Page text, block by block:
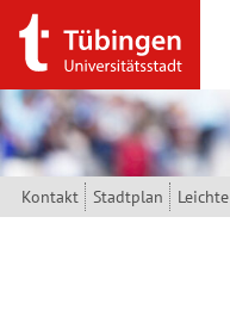
Direkt zum Inhalt
Kontakt Stadtplan